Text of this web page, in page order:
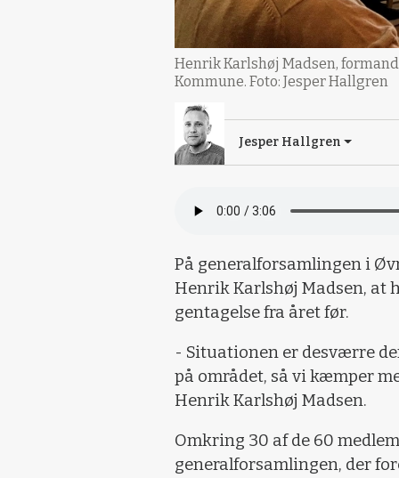
Henrik Karlshøj Madsen,
Kommune. Foto: Jesper Hallgren
Jesper Hallgren
På generalforsamlingen i
Henrik Karlshøj Madsen, at
gentagelse fra året før.
- Situationen er desværre
på området, så vi kæmper
Henrik Karlshøj Madsen.
Omkring 30 af de 60
generalforsamlingen, der